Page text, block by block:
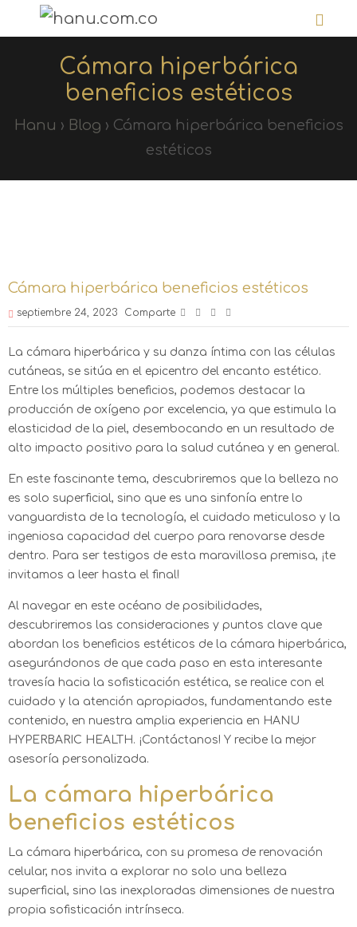
Cámara hiperbárica
beneficios estéticos
Hanu › Blog › Cámara hiperbárica beneficios
estéticos
Cámara hiperbárica beneficios estéticos
septiembre 24, 2023 Comparte
La cámara hiperbárica y su danza íntima con las células
cutáneas, se sitúa en el epicentro del encanto estético.
Entre los múltiples beneficios, podemos destacar la
producción de oxígeno por excelencia, ya que estimula la
elasticidad de la piel, desembocando en un resultado de
alto impacto positivo para la salud cutánea y en general.
En este fascinante tema, descubriremos que la belleza no
es solo superficial, sino que es una sinfonía entre lo
vanguardista de la tecnología, el cuidado meticuloso y la
ingeniosa capacidad del cuerpo para renovarse desde
dentro. Para ser testigos de esta maravillosa premisa, ¡te
invitamos a leer hasta el final!
Al navegar en este océano de posibilidades,
descubriremos las consideraciones y puntos clave que
abordan los beneficios estéticos de la cámara hiperbárica,
asegurándonos de que cada paso en esta interesante
travesía hacia la sofisticación estética, se realice con el
cuidado y la atención apropiados, fundamentando este
contenido, en nuestra amplia experiencia en HANU
HYPERBARIC HEALTH. ¡Contáctanos! Y recibe la mejor
asesoría personalizada.
La cámara hiperbárica
beneficios estéticos
La cámara hiperbárica, con su promesa de renovación
celular, nos invita a explorar no solo una belleza
superficial, sino las inexploradas dimensiones de nuestra
propia sofisticación intrínseca.